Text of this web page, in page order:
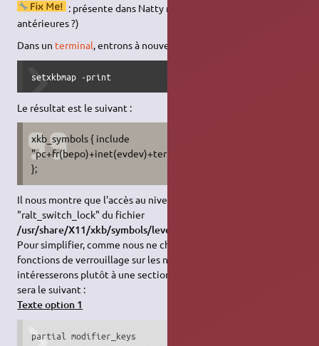
: présente dans Natty mais quid des versions
antérieures ?)
Dans un terminal, entrons à nouveau la
setxkbmap -print
Le résultat est le suivant :
xkb_symbols { include
"pc+fr(bepo)+inet(evdev)+terminate(ctrl_alt_bksp)
};
Il nous montre que l'accès au niveau 5 est défini dans la section
"ralt_switch_lock" du fichier
/usr/share/X11/xkb/symbols/level5
Pour simplifier, comme nous ne cherchons pas à avoir des
fonctions de verrouillage sur les niveaux hauts, nous nous
intéresserons plutôt à une section "ralt_switch" dont le texte
sera le suivant :
Texte option 1
partial modifier_keys